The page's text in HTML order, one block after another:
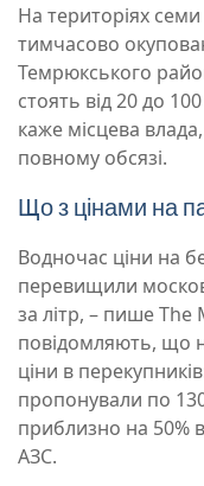
На територіях
тимчасово
Темрюкського
стоять від 20 до
каже місцева
повному обсязі.
Що з цінами на
Водночас ціни на
перевищили
за літр, – пише
повідомляють, що
ціни в
пропонували по
приблизно на 50%
АЗС.